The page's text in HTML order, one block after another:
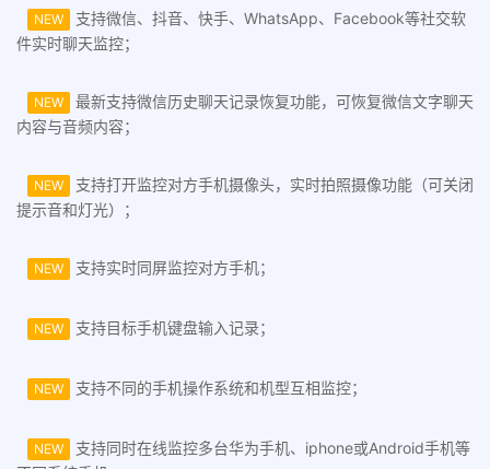
NEW
支持微信、抖音、快手、WhatsApp、Facebook等社交软
件实时聊天监控；
NEW
最新支持微信历史聊天记录恢复功能，可恢复微信文字聊天
内容与音频内容；
NEW
支持打开监控对方手机摄像头，实时拍照摄像功能（可关闭
提示音和灯光）；
NEW 支持实时同屏监控对方手机；
NEW 支持目标手机键盘输入记录；
NEW 支持不同的手机操作系统和机型互相监控；
NEW
支持同时在线监控多台华为手机、iphone或Android手机等